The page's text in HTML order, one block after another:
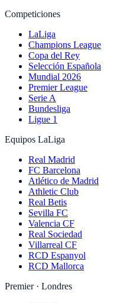
Competiciones
LaLiga
Champions League
Copa del Rey
Selección Española
Mundial 2026
Premier League
Serie A
Bundesliga
Ligue 1
Equipos LaLiga
Real Madrid
FC Barcelona
Atlético de Madrid
Athletic Club
Real Betis
Sevilla FC
Valencia CF
Real Sociedad
Villarreal CF
RCD Espanyol
RCD Mallorca
Premier · Londres